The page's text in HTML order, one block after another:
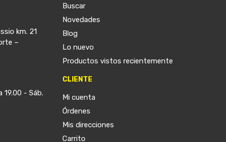
km. 21
–
19.00 - Sáb.
Buscar
Novedades
Blog
Lo nuevo
Productos vistos recientemente
CLIENTE
Mi cuenta
Órdenes
Mis direcciones
Carrito